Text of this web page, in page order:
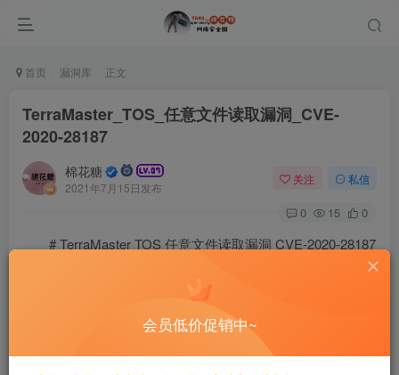
首页 漏洞库 正文
TerraMaster_TOS_任意文件读取漏洞_CVE-
2020-28187
棉花糖
2021年7月15日发布
关注 私信
0 15 0
# TerraMaster TOS 任意文件读取漏洞 CVE-2020-28187
TerraMaster TOS <= 4.2.06中的多个目录遍历漏洞允许
远程身份验证的攻击者通过/tos/index.php?editor/fileGet路径
会员低价促销中~